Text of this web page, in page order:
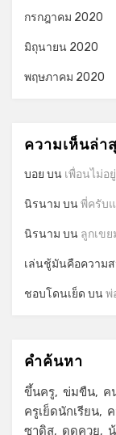
กรกฎาคม 2020
มิถุนายน 2020
พฤษภาคม 2020
ความเห็นล่า
บอย บน เพื่อนไม่อ
นิรนาม บนพี่ครับ
นิรนาม บน ลูกเขย
เล่นชู้มันคือความ
ชอบโดนเย็ด บนพ่
คำค้นหา
ขึ้นครู ข่มขืน ค
ครูเย็ดนักเรียน
ซาดิส
ดูดควย